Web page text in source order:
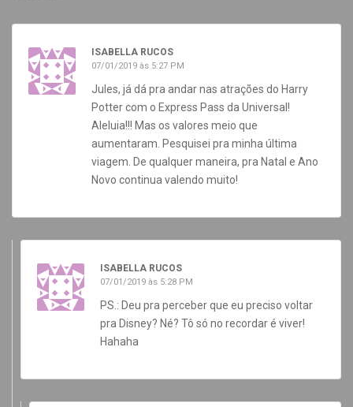
ISABELLA RUCOS
07/01/2019 às 5:27 PM
Jules, já dá pra andar nas atrações do Harry
Potter com o Express Pass da Universal!
Aleluia!!! Mas os valores meio que
aumentaram. Pesquisei pra minha última
viagem. De qualquer maneira, pra Natal e Ano
Novo continua valendo muito!
ISABELLA RUCOS
07/01/2019 às 5:28 PM
PS.: Deu pra perceber que eu preciso voltar
pra Disney? Né? Tô só no recordar é viver!
Hahaha